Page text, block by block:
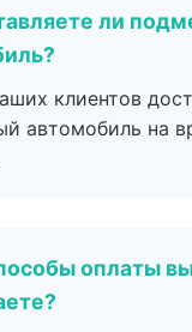
ли
клиентов
автомобиль на
оплаты